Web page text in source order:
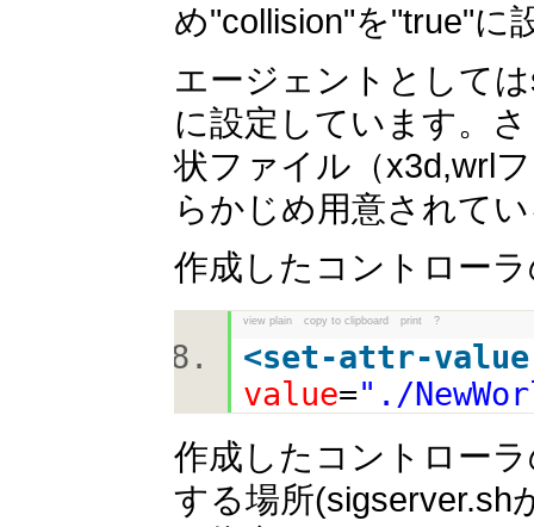
め"collision"を"true"に
エージェントとして
に設定しています。
状ファイル（x3d,wrl
らかじめ用意されて
作成したコントロー
view plain copy to clipboard print ?
<set-attr-value
value="./
作成したコントロー
する場所(sigserver.sh